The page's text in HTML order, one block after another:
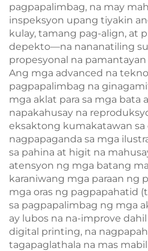
pagpapalimbag, na may
inspeksyon upang tiyakin
kulay, tamang pag-align, at
depekto—na nananatiling
propesyonal na
Ang mga advanced na
pagpapalimbag na
mga aklat para sa mga bata
napakahusay na
eksaktong kumakatawan sa
nagpapaganda sa mga
sa pahina at higit na
atensyon ng mga batang
karaniwang mga paraan ng
mga oras ng pagpapahatid
sa pagpapalimbag ng mga
ay lubos na na-improve
digital printing, na
tagapaglathala na mas